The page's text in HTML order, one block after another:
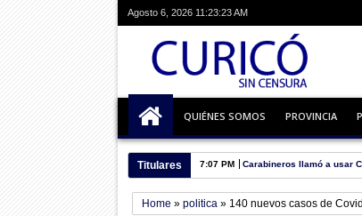
Agosto 6, 2026 11:23:24 AM
QUIÉNES SOMOS PROVINCIA
Titulares 6:55 PM Escuela busca alumnos
Home » politica » 140 nuevos casos de